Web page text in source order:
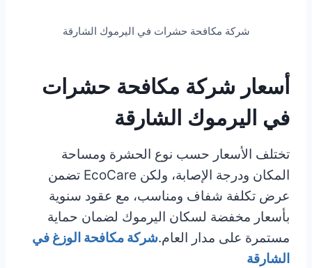
شركة مكافحة حشرات في اليرموك الشارقة
أسعار شركة مكافحة حشرات
في اليرموك الشارقة
تختلف الأسعار حسب نوع الحشرة ومساحة
المكان ودرجة الإصابة، ولكن EcoCare تضمن
عرض تكلفة شفاف ومناسب، مع عقود سنوية
بأسعار مخفضة لسكان اليرموك لضمان حماية
مستمرة على مدار العام.شركة مكافحة الوزغ في
الشارقة